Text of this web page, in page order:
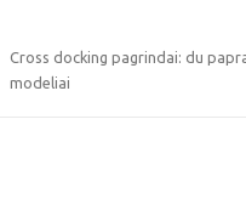
Cross docking pagrindai: du
modeliai